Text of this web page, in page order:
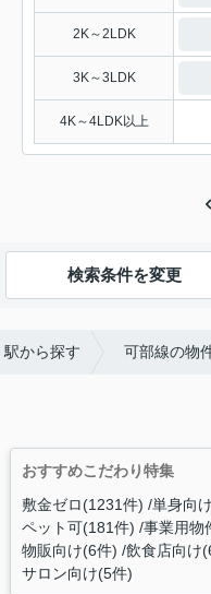
2K～2LDK
3K～3LDK
4K～4LDK以上
検索条件を変更
駅から探す 可部線の物
おすすめこだわり特集
敷金ゼロ(1231件) 単身向
ペット可(181件) 事業用物
物販向け(6件) 飲食店向け
サロン向け(5件)